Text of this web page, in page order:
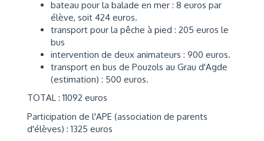
bateau pour la balade en mer : 8 euros par
élève, soit 424 euros.
transport pour la pêche à pied : 205 euros le
bus
intervention de deux animateurs : 900 euros.
transport en bus de Pouzols au Grau d'Agde
(estimation) : 500 euros.
TOTAL : 11092 euros
Participation de l'APE (association de parents
d'élèves) : 1325 euros